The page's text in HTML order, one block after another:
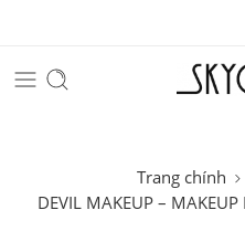
Trang chính
DEVIL MAKEUP –